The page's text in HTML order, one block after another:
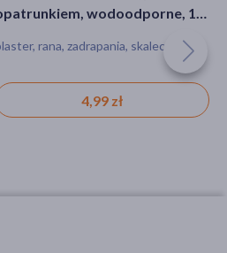
wodoodporne, 10
rana, zadrapania, skaleczenie
4,99 zł
włókninowy, 1 m x
opatrunkowe, wyrób
medyczny, plaster, rana, zadrapania,
5,99 zł